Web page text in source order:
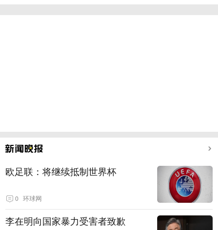
欧足联：将继续抵制世界杯
0 环球网
李在明向国家暴力受害者致歉